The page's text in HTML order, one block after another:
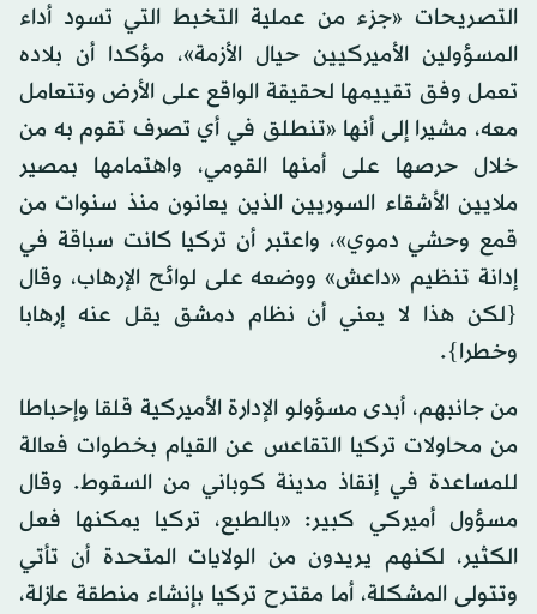
التصريحات «جزء من عملية التخبط التي تسود أداء
المسؤولين الأميركيين حيال الأزمة»، مؤكدا أن بلاده
تعمل وفق تقييمها لحقيقة الواقع على الأرض وتتعامل
معه، مشيرا إلى أنها «تنطلق في أي تصرف تقوم به من
خلال حرصها على أمنها القومي، واهتمامها بمصير
ملايين الأشقاء السوريين الذين يعانون منذ سنوات من
قمع وحشي دموي»، واعتبر أن تركيا كانت سباقة في
إدانة تنظيم «داعش» ووضعه على لوائح الإرهاب، وقال
{لكن هذا لا يعني أن نظام دمشق يقل عنه إرهابا
وخطرا}.
من جانبهم، أبدى مسؤولو الإدارة الأميركية قلقا وإحباطا
من محاولات تركيا التقاعس عن القيام بخطوات فعالة
للمساعدة في إنقاذ مدينة كوباني من السقوط. وقال
مسؤول أميركي كبير: «بالطبع، تركيا يمكنها فعل
الكثير، لكنهم يريدون من الولايات المتحدة أن تأتي
وتتولى المشكلة، أما مقترح تركيا بإنشاء منطقة عازلة،